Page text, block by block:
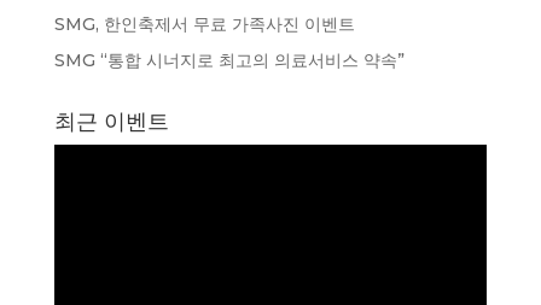
SMG, 한인축제서 무료 가족사진 이벤트
SMG “통합 시너지로 최고의 의료서비스 약속”
최근 이벤트